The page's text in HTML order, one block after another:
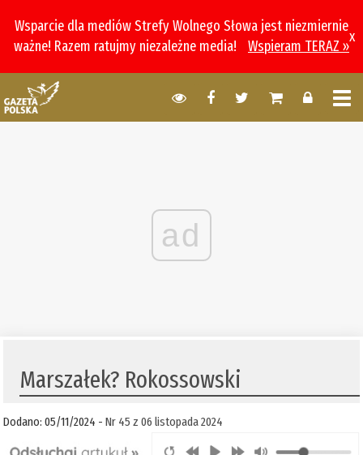
Wsparcie dla mediów Strefy Wolnego Słowa jest niezmiernie
ważne! Razem ratujmy niezależne media!
Wspieram TERAZ »
x
ad
Marszałek? Rokossowski
Dodano: 05/11/2024 -Nr 45 z 06 listopada 2024